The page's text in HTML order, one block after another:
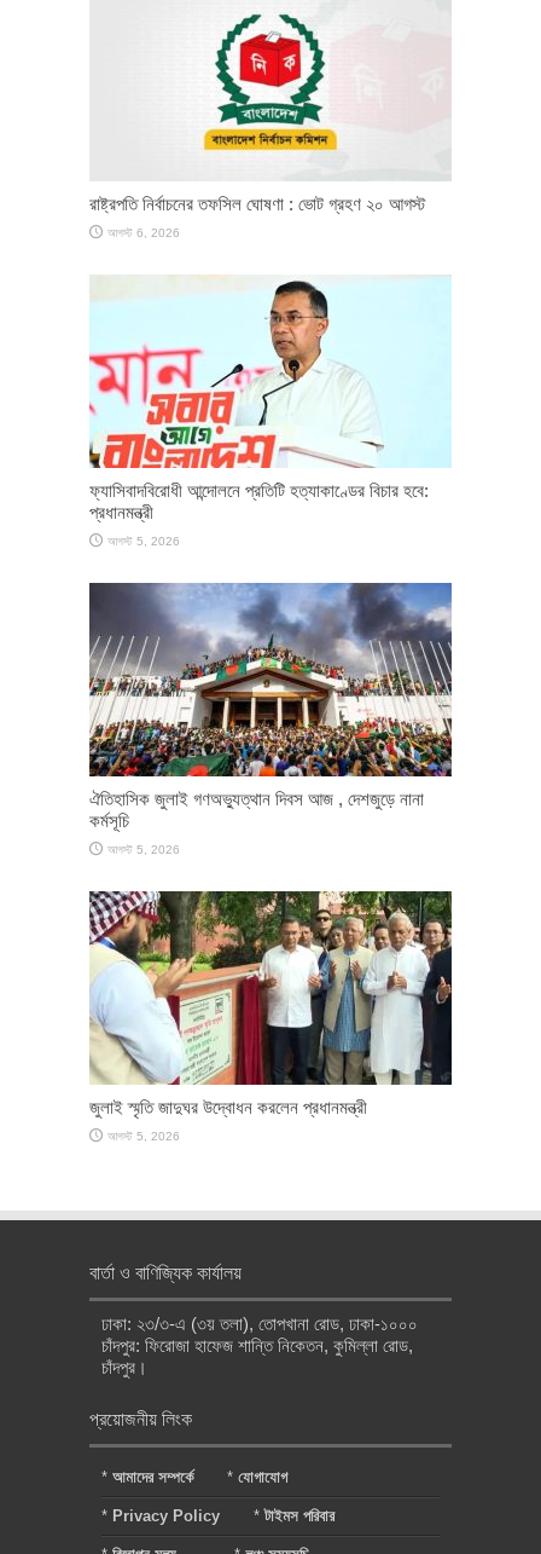
রাষ্ট্রপতি নির্বাচনের তফসিল ঘোষণা : ভোট গ্রহণ ২০ আগস্ট
আগস্ট 6, 2026
ফ্যাসিবাদবিরোধী আন্দোলনে প্রতিটি হত্যাকাণ্ডের বিচার হবে:
প্রধানমন্ত্রী
আগস্ট 5, 2026
ঐতিহাসিক জুলাই গণঅভ্যুত্থান দিবস আজ , দেশজুড়ে নানা
কর্মসূচি
আগস্ট 5, 2026
জুলাই স্মৃতি জাদুঘর উদ্বোধন করলেন প্রধানমন্ত্রী
আগস্ট 5, 2026
বার্তা ও বাণিজ্যিক কার্যালয়
ঢাকা: ২৩/৩-এ (৩য় তলা), তোপখানা রোড, ঢাকা-১০০০
চাঁদপুর: ফিরোজা হাফেজ শান্তি নিকেতন, কুমিল্লা রোড,
চাঁদপুর।
প্রয়োজনীয় লিংক
* আমাদের সম্পর্কে * যোগাযোগ
* Privacy Policy *টাইমস পরিবার